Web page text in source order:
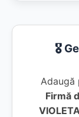
🎖️
Adaugă
Firmă